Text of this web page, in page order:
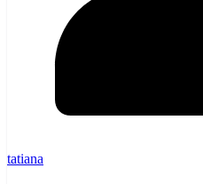
tatiana